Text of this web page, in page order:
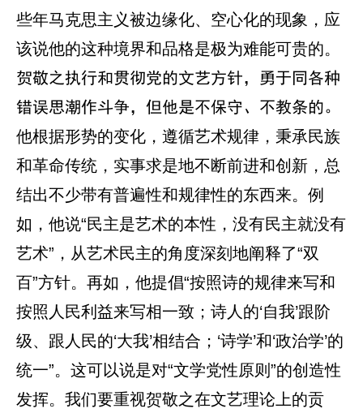
些年马克思主义被边缘化、空心化的现象，应
该说他的这种境界和品格是极为难能可贵的。
贺敬之执行和贯彻党的文艺方针，勇于同各种
错误思潮作斗争，但他是不保守、不教条的。
他根据形势的变化，遵循艺术规律，秉承民族
和革命传统，实事求是地不断前进和创新，总
结出不少带有普遍性和规律性的东西来。例
如，他说“民主是艺术的本性，没有民主就没有
艺术”，从艺术民主的角度深刻地阐释了“双
百”方针。再如，他提倡“按照诗的规律来写和
按照人民利益来写相一致；诗人的‘自我’跟阶
级、跟人民的‘大我’相结合；‘诗学’和‘政治学’的
统一”。这可以说是对“文学党性原则”的创造性
发挥。我们要重视贺敬之在文艺理论上的贡